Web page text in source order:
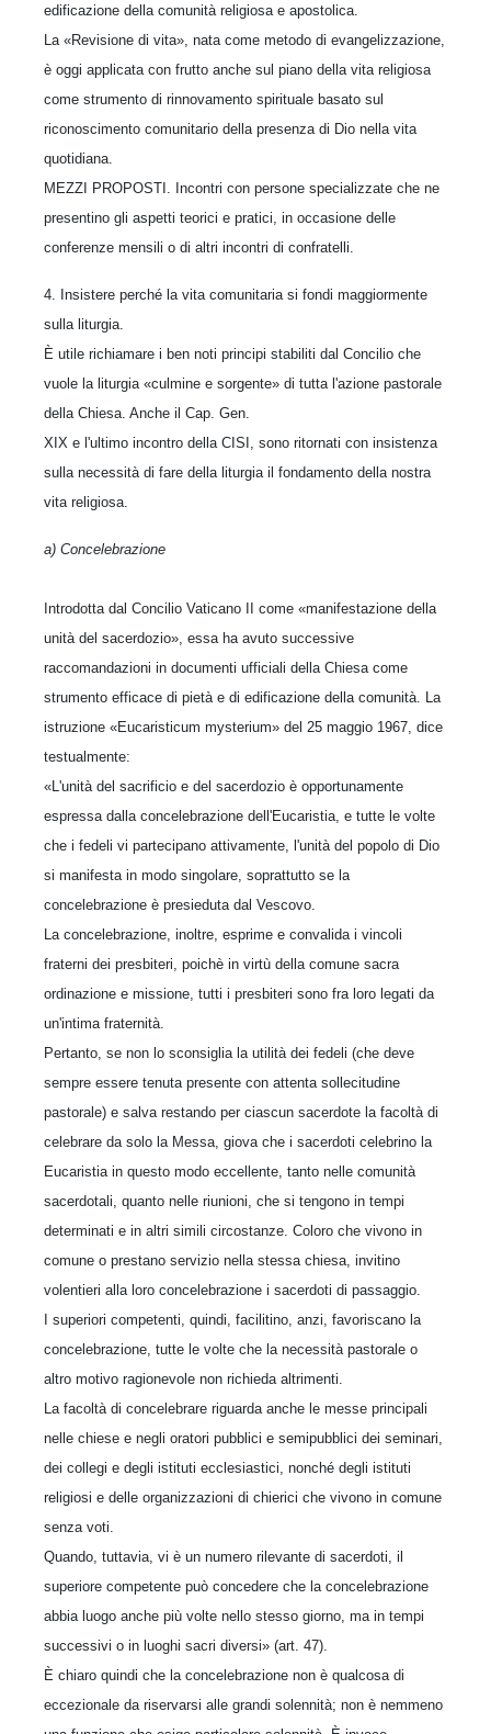
edificazione della comunità religiosa e apostolica.
La «Revisione di vita», nata come metodo di evangelizzazione,
è oggi applicata con frutto anche sul piano della vita religiosa
come strumento di rinnovamento spirituale basato sul
riconoscimento comunitario della presenza di Dio nella vita
quotidiana.
MEZZI PROPOSTI. Incontri con persone specializzate che ne
presentino gli aspetti teorici e pratici, in occasione delle
conferenze mensili o di altri incontri di confratelli.
4. Insistere perché la vita comunitaria si fondi maggiormente
sulla liturgia.
È utile richiamare i ben noti principi stabiliti dal Concilio che
vuole la liturgia «culmine e sorgente» di tutta l'azione pastorale
della Chiesa. Anche il Cap. Gen.
XIX e l'ultimo incontro della CISI, sono ritornati con insistenza
sulla necessità di fare della liturgia il fondamento della nostra
vita religiosa.
a) Concelebrazione
Introdotta dal Concilio Vaticano II come «manifestazione della
unità del sacerdozio», essa ha avuto successive
raccomandazioni in documenti ufficiali della Chiesa come
strumento efficace di pietà e di edificazione della comunità. La
istruzione «Eucaristicum mysterium» del 25 maggio 1967, dice
testualmente:
«L'unità del sacrificio e del sacerdozio è opportunamente
espressa dalla concelebrazione dell'Eucaristia, e tutte le volte
che i fedeli vi partecipano attivamente, l'unità del popolo di Dio
si manifesta in modo singolare, soprattutto se la
concelebrazione è presieduta dal Vescovo.
La concelebrazione, inoltre, esprime e convalida i vincoli
fraterni dei presbiteri, poichè in virtù della comune sacra
ordinazione e missione, tutti i presbiteri sono fra loro legati da
un'intima fraternità.
Pertanto, se non lo sconsiglia la utilità dei fedeli (che deve
sempre essere tenuta presente con attenta sollecitudine
pastorale) e salva restando per ciascun sacerdote la facoltà di
celebrare da solo la Messa, giova che i sacerdoti celebrino la
Eucaristia in questo modo eccellente, tanto nelle comunità
sacerdotali, quanto nelle riunioni, che si tengono in tempi
determinati e in altri simili circostanze. Coloro che vivono in
comune o prestano servizio nella stessa chiesa, invitino
volentieri alla loro concelebrazione i sacerdoti di passaggio.
I superiori competenti, quindi, facilitino, anzi, favoriscano la
concelebrazione, tutte le volte che la necessità pastorale o
altro motivo ragionevole non richieda altrimenti.
La facoltà di concelebrare riguarda anche le messe principali
nelle chiese e negli oratori pubblici e semipubblici dei seminari,
dei collegi e degli istituti ecclesiastici, nonché degli istituti
religiosi e delle organizzazioni di chierici che vivono in comune
senza voti.
Quando, tuttavia, vi è un numero rilevante di sacerdoti, il
superiore competente può concedere che la concelebrazione
abbia luogo anche più volte nello stesso giorno, ma in tempi
successivi o in luoghi sacri diversi» (art. 47).
È chiaro quindi che la concelebrazione non è qualcosa di
eccezionale da riservarsi alle grandi solennità; non è nemmeno